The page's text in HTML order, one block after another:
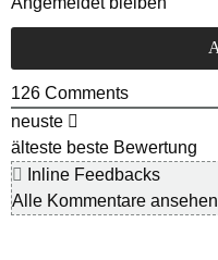
126 Comments
neuste
älteste beste Bewertung
Inline Feedbacks
Alle Kommentare ansehen